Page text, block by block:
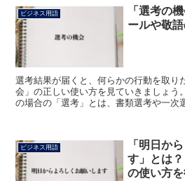
ビジネス用語
「選考の
ールや敬
選考結果が届くと、何らかの行動を取り
会」の正しい使い方を見ていきましょう
の場合の「選考」とは、書類選考や一次
ビジネス用語
「明日か
す」とは
の使い方